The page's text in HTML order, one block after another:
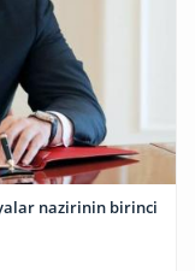
nazirinin birinci